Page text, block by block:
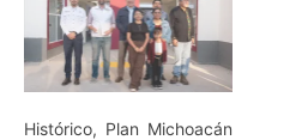
Histórico, Plan Michoacán